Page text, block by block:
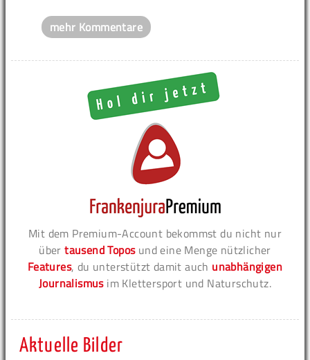
mehr Kommentare
Mit dem Premium-Account bekommst du nicht nur
übertausend Toposund eine Menge nützlicher
Features, du unterstützt damit auch unabhängigen
Journalismusim Klettersport und Naturschutz.
Aktuelle Bilder